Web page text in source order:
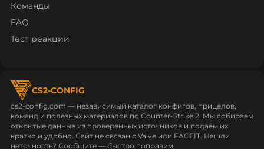
Команды
FAQ
Тест реакции
CS2-CONFIG
cs2-config.com — независимый каталог конфигов, прицелов,
команд и полезных материалов по Counter‑Strike 2. Мы собираем
открытые данные из проверенных источников и подаём их
кратко и удобно. Сайт не связан с Valve или FACEIT. Нашли
неточность? Сообщите — быстро поправим.